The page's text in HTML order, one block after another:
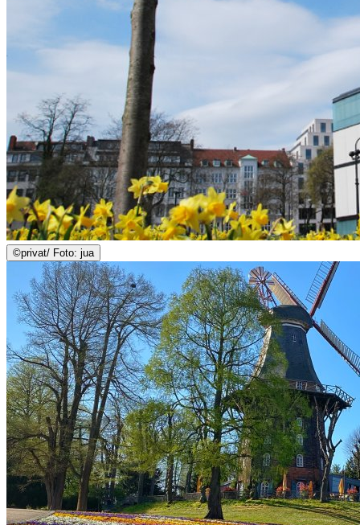
©privat/ Foto: jua